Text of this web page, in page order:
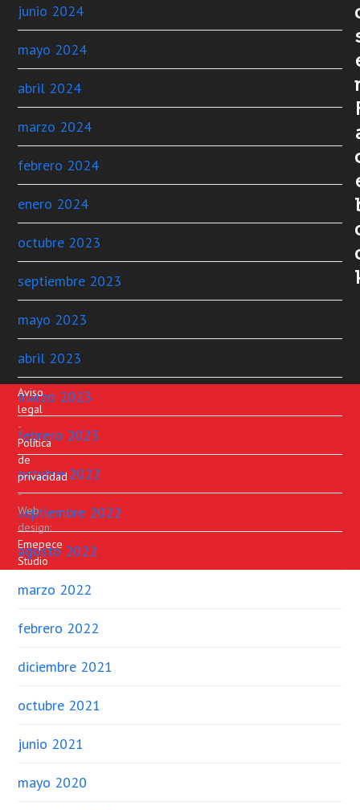
junio 2024
mayo 2024
abril 2024
marzo 2024
febrero 2024
enero 2024
octubre 2023
septiembre 2023
mayo 2023
abril 2023
marzo 2023
febrero 2023
octubre 2022
septiembre 2022
agosto 2022
marzo 2022
febrero 2022
diciembre 2021
octubre 2021
junio 2021
mayo 2020
Aviso
legal
-
Política
de
privacidad
-
Web
design:
Emepece
Studio